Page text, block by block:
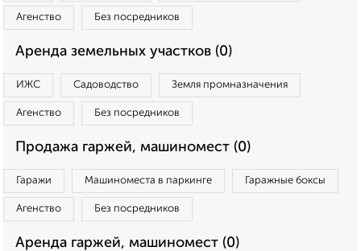
Агенство Без посредников
Аренда земельных участков (0)
ИЖС Садоводство Земля промназначения
Агенство Без посредников
Продажа гаржей, машиномест (0)
Гаражи Машиноместа в паркинге Гаражные боксы
Агенство Без посредников
Аренда гаржей, машиномест (0)